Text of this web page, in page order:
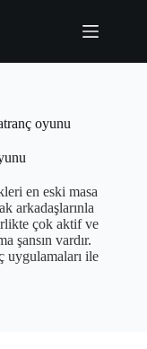
oyunu
en eski masa
arkadaşlarınla
çok aktif ve
şansın vardır.
uygulamaları ile